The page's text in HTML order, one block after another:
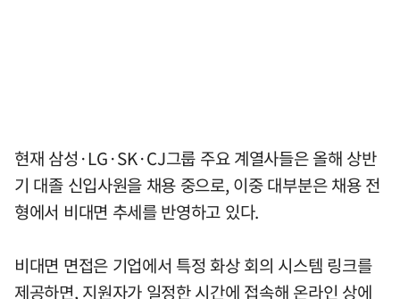
현재 삼성·LG·SK·CJ그룹 주요 계열사들은 올해 상반
기 대졸 신입사원을 채용 중으로, 이중 대부분은 채용 전
형에서 비대면 추세를 반영하고 있다.
비대면 면접은 기업에서 특정 화상 회의 시스템 링크를
제공하면, 지원자가 일정한 시간에 접속해 온라인 상에